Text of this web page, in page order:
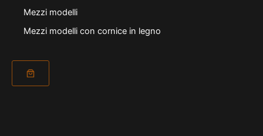
Mezzi modelli
Mezzi modelli con cornice in legno